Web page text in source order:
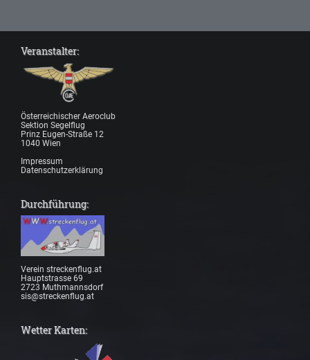
Veranstalter:
Österreichischer Aeroclub
Sektion Segelflug
Prinz Eugen-Straße 12
1040 Wien
Impressum
Datenschutzerklärung
Durchführung:
Verein streckenflug.at
Hauptstrasse 69
2723 Muthmannsdorf
sis@streckenflug.at
Wetter Karten: